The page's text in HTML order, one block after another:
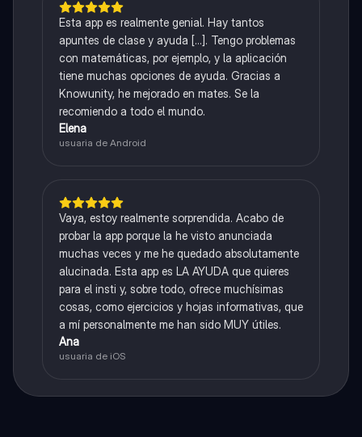
Esta app es realmente genial. Hay tantos
apuntes de clase y ayuda [...]. Tengo problemas
con matemáticas, por ejemplo, y la aplicación
tiene muchas opciones de ayuda. Gracias a
Knowunity, he mejorado en mates. Se la
recomiendo a todo el mundo.
Elena
usuaria de Android
Vaya, estoy realmente sorprendida. Acabo de
probar la app porque la he visto anunciada
muchas veces y me he quedado absolutamente
alucinada. Esta app es LA AYUDA que quieres
para el insti y, sobre todo, ofrece muchísimas
cosas, como ejercicios y hojas informativas, que
a mí personalmente me han sido MUY útiles.
Ana
usuaria de iOS